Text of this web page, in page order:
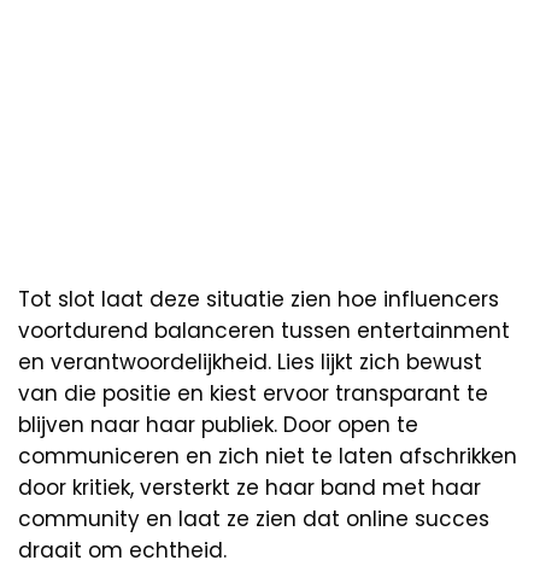
Tot slot laat deze situatie zien hoe influencers
voortdurend balanceren tussen entertainment
en verantwoordelijkheid. Lies lijkt zich bewust
van die positie en kiest ervoor transparant te
blijven naar haar publiek. Door open te
communiceren en zich niet te laten afschrikken
door kritiek, versterkt ze haar band met haar
community en laat ze zien dat online succes
draait om echtheid.